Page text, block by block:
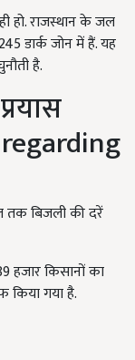
हो. राजस्थान के जल
डार्क जोन में हैं. यह
है.
तक बिजली की दरें
हजार किसानों का
गया है.